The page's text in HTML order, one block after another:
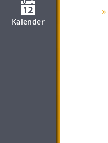
Kalender